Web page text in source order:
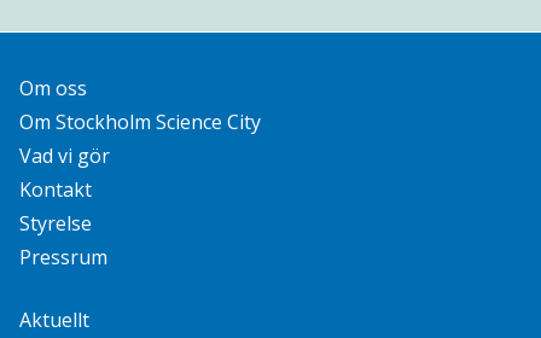
Om oss
Om Stockholm Science City
Vad vi gör
Kontakt
Styrelse
Pressrum
Aktuellt